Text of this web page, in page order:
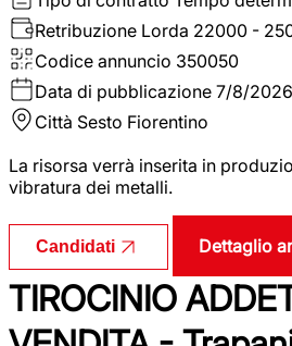
Retribuzione Lorda 22000 -
Codice annuncio 350050
Data di pubblicazione 7/8/2026
Città Sesto Fiorentino
La risorsa verrà inserita in
vibratura dei metalli.
Candidati Dettaglio
TIROCINIO